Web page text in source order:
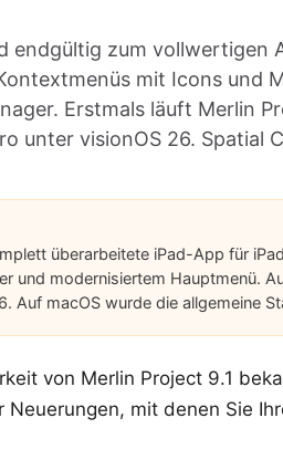
endgültig zum vollwertigen
mit Icons und
Erstmals läuft Merlin
unter visionOS 26. Spatial
überarbeitete iPad-App für
und modernisiertem Hauptmenü.
Auf macOS wurde die allgemeine
von Merlin Project 9.1
mit denen Sie